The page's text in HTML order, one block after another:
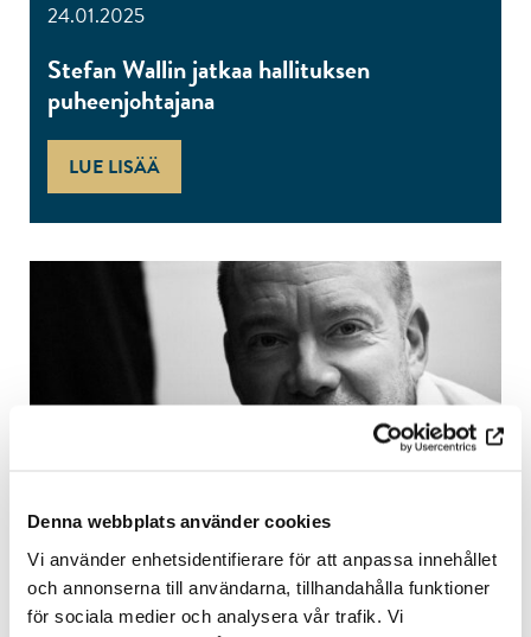
Denna webbplats använder cookies
Vi använder enhetsidentifierare för att anpassa innehållet
och annonserna till användarna, tillhandahålla funktioner
för sociala medier och analysera vår trafik. Vi
24.01.2025
Stefan Wallin jatkaa hallituksen
puheenjohtajana
LUE LISÄÄ
26.01.2024
Åbo Akademin säätiön hallitus 2024